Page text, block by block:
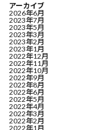
アーカイブ
2026年6月
2023年7月
2023年5月
2023年3月
2023年2月
2023年1月
2022年12月
2022年11月
2022年10月
2022年9月
2022年8月
2022年6月
2022年5月
2022年4月
2022年3月
2022年2月
2022年1月